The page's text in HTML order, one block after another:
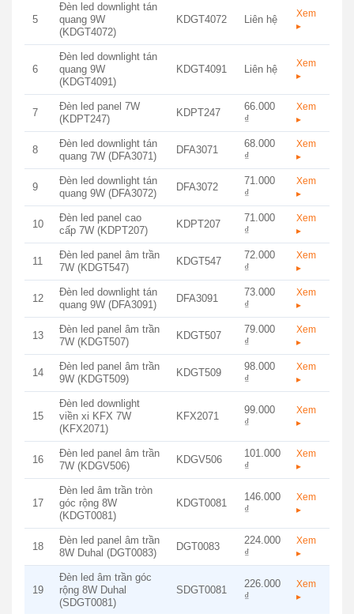
5
Đèn led downlight tán
quang 9W
(KDGT4072)
KDGT4072 Liên hệ
Xem
▸
6
Đèn led downlight tán
quang 9W
(KDGT4091)
KDGT4091 Liên hệ
Xem
▸
7
Đèn led panel 7W
(KDPT247)
KDPT247
66.000
₫
Xem
▸
8
Đèn led downlight tán
quang 7W (DFA3071)
DFA3071
68.000
₫
Xem
▸
9
Đèn led downlight tán
quang 9W (DFA3072)
DFA3072
71.000
₫
Xem
▸
10
Đèn led panel cao
cấp 7W (KDPT207)
KDPT207
71.000
₫
Xem
▸
11
Đèn led panel âm trần
7W (KDGT547)
KDGT547
72.000
₫
Xem
▸
12
Đèn led downlight tán
quang 9W (DFA3091)
DFA3091
73.000
₫
Xem
▸
13
Đèn led panel âm trần
7W (KDGT507)
KDGT507
79.000
₫
Xem
▸
14
Đèn led panel âm trần
9W (KDGT509)
KDGT509
98.000
₫
Xem
▸
15
Đèn led downlight
viền xi KFX 7W
(KFX2071)
KFX2071
99.000
₫
Xem
▸
16
Đèn led panel âm trần
7W (KDGV506)
KDGV506
101.000
₫
Xem
▸
17
Đèn led âm trần tròn
góc rộng 8W
(KDGT0081)
KDGT0081
146.000
₫
Xem
▸
18
Đèn led panel âm trần
8W Duhal (DGT0083)
DGT0083
224.000
₫
Xem
▸
19
Đèn led âm trần góc
rộng 8W Duhal
(SDGT0081)
SDGT0081
226.000
₫
Xem
▸